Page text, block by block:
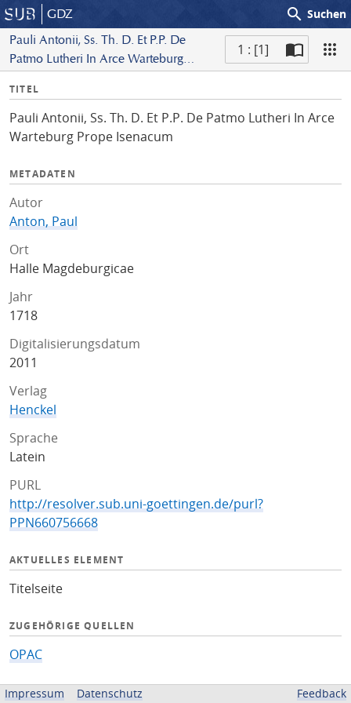
GDZ search Suchen
Pauli Antonii, Ss. Th. D. Et P.P. De
Patmo Lutheri In Arce Warteburg
1 : [1]
I
f
o
TITEL
Pauli Antonii, Ss. Th. D. Et P.P. De Patmo Lutheri In Arce
Warteburg Prope Isenacum
METADATEN
Autor
Anton, Paul
Ort
Halle Magdeburgicae
Jahr
1718
Digitalisierungsdatum
2011
Verlag
Henckel
Sprache
Latein
PURL
http://resolver.sub.uni-goettingen.de/purl?
PPN660756668
AKTUELLES ELEMENT
Titelseite
ZUGEHÖRIGE QUELLEN
OPAC
BEREITGESTELLT VON
Impressum Datenschutz Feedback